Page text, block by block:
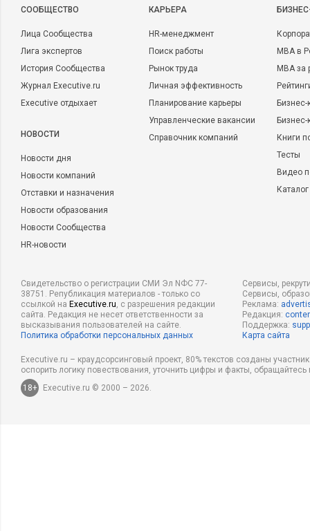
CООБЩЕСТВО
Лица Сообщества
Лига экспертов
История Сообщества
Журнал Executive.ru
Executive отдыхает
НОВОСТИ
Новости дня
Новости компаний
Отставки и назначения
Новости образования
Новости Сообщества
HR-новости
КАРЬЕРА
HR-менеджмент
Поиск работы
Рынок труда
Личная эффективность
Планирование карьеры
Управленческие вакансии
Справочник компаний
MBA в
MBA
Бизнес-
Книги
Тесты
Видео
Свидетельство о регистрации СМИ Эл NФС 77-
38751. Републикация материалов - только со
ссылкой на Executive.ru, с разрешения редакции
сайта. Редакция не несет ответственности за
высказывания пользователей на сайте.
Политика обработки персональных данных
Сервисы,
Сервисы,
Реклама:
Редакция:
Поддержка:
Карта сайта
Executive.ru – краудсорсинговый проект, 80% текстов созданы
оспорить логику повествования, уточнить цифры и факты,
18+
Executive.ru © 2000 – 2026.